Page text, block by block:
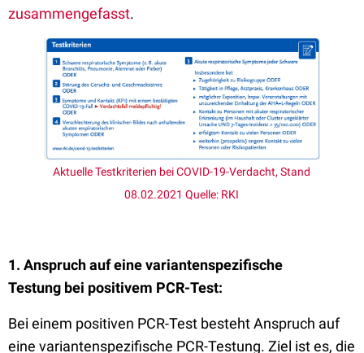
zusammengefasst.
Aktuelle Testkriterien bei COVID-19-Verdacht, Stand
08.02.2021 Quelle: RKI
1. Anspruch auf eine variantenspezifische
Testung bei positivem PCR-Test:
Bei einem positiven PCR-Test besteht Anspruch auf
eine variantenspezifische PCR-Testung. Ziel ist es, die